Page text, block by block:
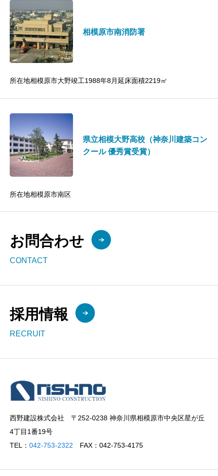
相模原市南消防署
所在地相模原市大野竣工1988年8月延床面積2219㎡
県立相模大野高校（神奈川建築コン
クール 優秀賞受賞）
所在地相模原市南区
お問合わせ
CONTACT
採用情報
RECRUIT
西野建設株式会社 〒252-0238 神奈川県相模原市中央区星が丘
4丁目1番19号
TEL： 042-753-2322 FAX：042-753-4175